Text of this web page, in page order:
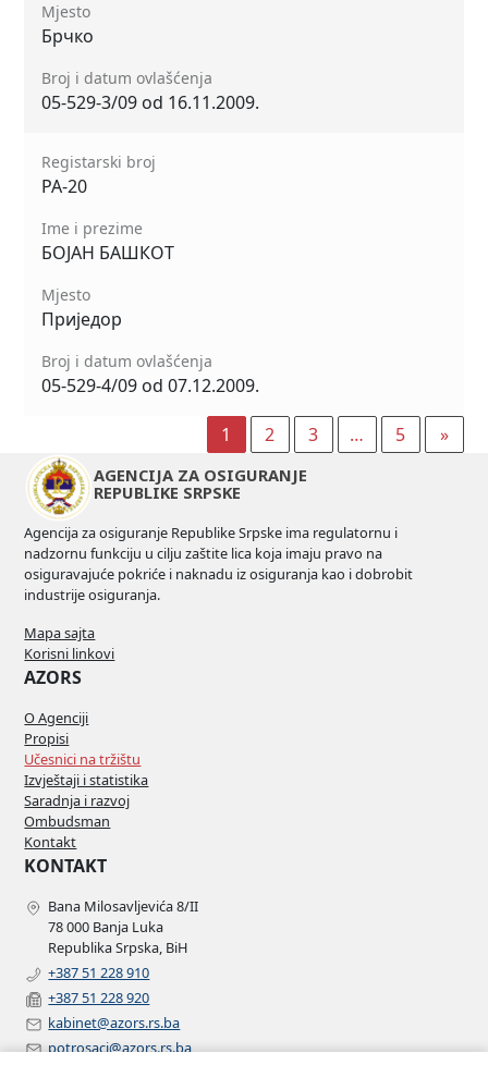
Mjesto
Брчко
Broj i datum ovlašćenja
05-529-3/09 od 16.11.2009.
Registarski broj
РА-20
Ime i prezime
БОЈАН БАШКОТ
Mjesto
Приједор
Broj i datum ovlašćenja
05-529-4/09 od 07.12.2009.
1 2 3 … 5 »
AGENCIJA ZA OSIGURANJE
REPUBLIKE SRPSKE
Agencija za osiguranje Republike Srpske ima regulatornu i
nadzornu funkciju u cilju zaštite lica koja imaju pravo na
osiguravajuće pokriće i naknadu iz osiguranja kao i dobrobit
industrije osiguranja.
Mapa sajta
Korisni linkovi
AZORS
O Agenciji
Propisi
Učesnici na tržištu
Izvještaji i statistika
Saradnja i razvoj
Ombudsman
Kontakt
KONTAKT
Bana Milosavljevića 8/II
78 000 Banja Luka
Republika Srpska, BiH
+387 51 228 910
+387 51 228 920
kabinet@azors.rs.ba
potrosaci@azors.rs.ba